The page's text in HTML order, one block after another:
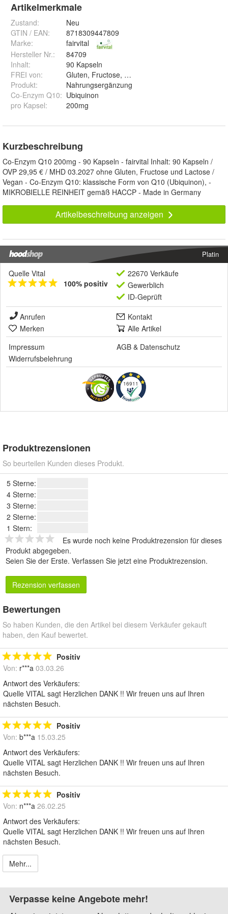
Artikelmerkmale
Zustand:
Neu
GTIN / EAN:
8718309447809
Marke:
fairvital
Hersteller Nr.:
84709
Inhalt:
90 Kapseln
FREI von:
Gluten, Fructose, Lactose
Produkt:
Nahrungsergänzung
Co-Enzym Q10: Ubiquinon
pro Kapsel: 200mg
Kurzbeschreibung
Co-Enzym Q10 200mg - 90 Kapseln - fairvital Inhalt: 90 Kapseln /
OVP 29,95 € / MHD 03.2027 ohne Gluten, Fructose und Lactose /
Vegan - Co-Enzym Q10: klassische Form von Q10 (Ubiquinon), -
MIKROBIELLE REINHEIT gemäß HACCP - Made in Germany
Artikelbeschreibung anzeigen
Platin
Quelle Vital
100% positiv
22670 Verkäufe
Gewerblich
ID-Geprüft
Anrufen
Kontakt
Merken
Alle Artikel
Impressum
AGB & Datenschutz
Widerrufsbelehrung
16911
Produktrezensionen
So beurteilen Kunden dieses Produkt.
5 Sterne:
4 Sterne:
3 Sterne:
2 Sterne:
1 Stern:
Es wurde noch keine Produktrezension für dieses
Produkt abgegeben.
Seien Sie der Erste. Verfassen Sie jetzt eine Produktrezension.
Rezension verfassen
Bewertungen
So haben Kunden, die den Artikel bei diesem Verkäufer gekauft
haben, den Kauf bewertet.
Positiv
Von: r***a 03.03.26
Antwort des Verkäufers:
Quelle VITAL sagt Herzlichen DANK !! Wir freuen uns auf Ihren
nächsten Besuch.
Positiv
Von: b***a 15.03.25
Antwort des Verkäufers:
Quelle VITAL sagt Herzlichen DANK !! Wir freuen uns auf Ihren
nächsten Besuch.
Positiv
Von: n***a 26.02.25
Antwort des Verkäufers:
Quelle VITAL sagt Herzlichen DANK !! Wir freuen uns auf Ihren
nächsten Besuch.
Mehr...
Verpasse keine Angebote mehr!